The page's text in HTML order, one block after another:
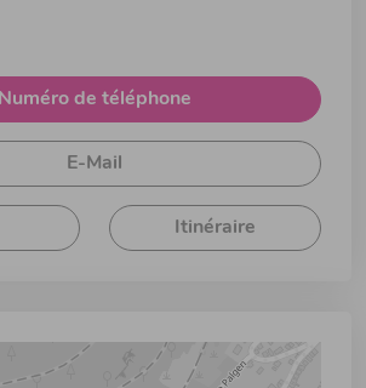
Numéro de téléphone
E-Mail
Itinéraire